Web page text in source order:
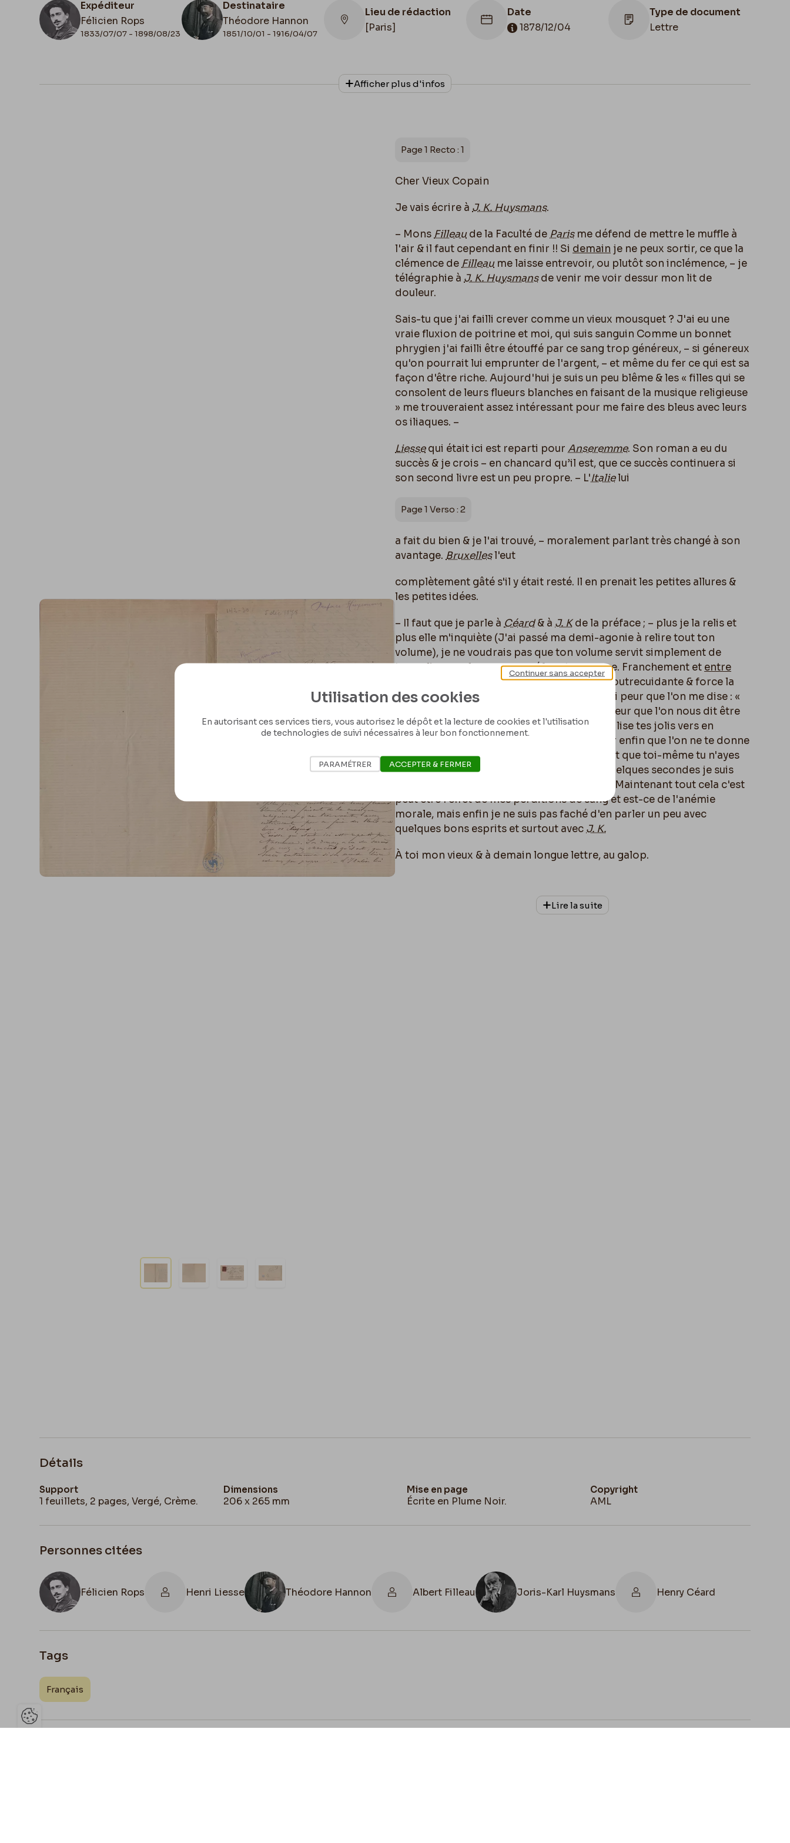
Expéditeur
Félicien Rops
1833/07/07 - 1898/08/23
Destinataire
Théodore Hannon
1851/10/01 - 1916/04/07
Lieu de rédaction
[Paris]
Date
1878/12/04
Type de document
Lettre
Date de fin
1878/12/04
Afficher plus d'infos
Page 1 Recto : 1
Cher Vieux Copain
Je vais écrire à J. K. Huysmans.
– Mons Filleaude la Faculté de Parisme défend de mettre le muffle à
l'air & il faut cependant en finir !! Si demain je ne peux sortir, ce que la
clémence de Filleaume laisse entrevoir, ou plutôt son inclémence, – je
télégraphie à J. K. Huysmansde venir me voir dessur mon lit de
douleur.
Sais-tu que j'ai failli crever comme un vieux mousquet ? J'ai eu une
vraie fluxion de poitrine et moi, qui suis sanguin Comme un bonnet
phrygien j'ai failli être étouffé par ce sang trop généreux, – si génereux
qu'on pourrait lui emprunter de l'argent, – et même du fer ce qui est sa
façon d'être riche. Aujourd'hui je suis un peu blême & les « filles qui se
consolent de leurs flueurs blanches en faisant de la musique religieuse
» me trouveraient assez intéressant pour me faire des bleus avec leurs
os iliaques. –
Liessequi était ici est reparti pour Anseremme. Son roman a eu du
succès & je crois – en chancard qu’il est, que ce succès continuera si
son second livre est un peu propre. – L'Italielui
Page 1 Verso : 2
a fait du bien & je l'ai trouvé, – moralement parlant très changé à son
avantage. Bruxellesl'eut
complètement gâté s'il y était resté. Il en prenait les petites allures &
les petites idées.
– Il faut que je parle à Céard& à J. Kde la préface ; – plus je la relis et
plus elle m'inquiète (J'ai passé ma demi-agonie à relire tout ton
volume), je ne voudrais pas que ton volume servit simplement de
tremplin pour lancer une préface tapageuse. Franchement et entre
je ne l'aime pas cette préface, elle est outrecuidante & force la
note et tu sais si je suis un timoré ! – Mais j'ai peur que l'on me dise : «
Voyons, voyons un peu voilà un jeune monsieur que l'on nous dit être
le plus fort depuisBaudelaire, et que l'on ne lise tes jolis vers en
voulant les trouver « merveilleux » – j'ai peur enfin que l'on ne te donne
pas même cinq minutes pour être sublime et que toi-même tu n'ayes
pas le temps de dire au lecteur : attendez quelques secondes je suis
encore jeune et je serai sublime plus tard. – Maintenant tout cela c'est
peut être l'effet de mes perditions de sang et est-ce de l'anémie
morale, mais enfin je ne suis pas faché d'en parler un peu avec
quelques bons esprits et surtout avec J. K.
À toi mon vieux & à demain longue lettre, au galop.
Aspirant Surnuméraire du CimetièreMonmartre
Lire la suite
Détails
Support
1 feuillets, 2 pages, Vergé, Crème.
Dimensions
206 x 265 mm
Mise en page
Écrite en Plume Noir.
Copyright
AML
Personnes citées
Félicien Rops Henri Liesse Théodore Hannon Albert Filleau Joris-Karl Huysmans Henry Céard
Tags
Français
Ouvrir la barre de gestion des cookies
Utilisation des cookies
En autorisant ces services tiers, vous autorisez le dépôt et la lecture de cookies et l'utilisation
de technologies de suivi nécessaires à leur bon fonctionnement.
Continuer sans accepter
PARAMÉTRER ACCEPTER & FERMER